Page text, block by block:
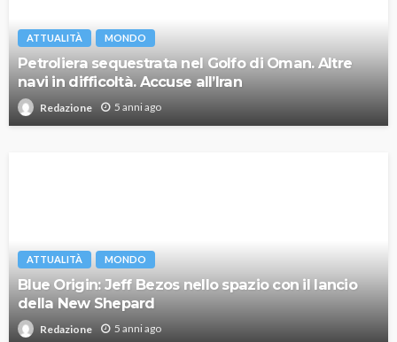
ATTUALITÀ MONDO
Petroliera sequestrata nel Golfo di Oman. Altre
navi in difficoltà. Accuse all’Iran
Redazione 5 anni ago
ATTUALITÀ MONDO
Blue Origin: Jeff Bezos nello spazio con il lancio
della New Shepard
Redazione 5 anni ago